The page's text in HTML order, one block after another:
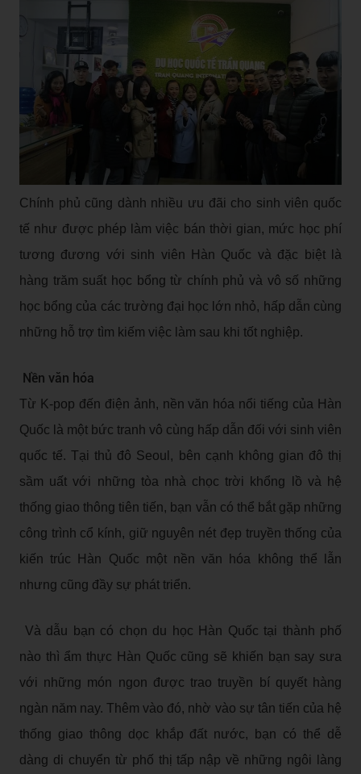
Chính phủ cũng dành nhiều ưu đãi cho sinh viên quốc
tế như được phép làm việc bán thời gian, mức học phí
tương đương với sinh viên Hàn Quốc và đặc biệt là
hàng trăm suất học bổng từ chính phủ và vô số những
học bổng của các trường đại học lớn nhỏ, hấp dẫn cùng
những hỗ trợ tìm kiếm việc làm sau khi tốt nghiệp.
Nền văn hóa
Từ K-pop đến điện ảnh, nền văn hóa nổi tiếng của Hàn
Quốc là một bức tranh vô cùng hấp dẫn đối với sinh viên
quốc tế. Tại thủ đô Seoul, bên cạnh không gian đô thị
sầm uất với những tòa nhà chọc trời khổng lồ và hệ
thống giao thông tiên tiến, bạn vẫn có thể bắt gặp những
công trình cổ kính, giữ nguyên nét đẹp truyền thống của
kiến trúc Hàn Quốc một nền văn hóa không thể lẫn
nhưng cũng đầy sự phát triển.
Và dẫu bạn có chọn du học Hàn Quốc tại thành phố
nào thì ẩm thực Hàn Quốc cũng sẽ khiến bạn say sưa
với những món ngon được trao truyền bí quyết hàng
ngàn năm nay. Thêm vào đó, nhờ vào sự tân tiến của hệ
thống giao thông dọc khắp đất nước, bạn có thể dễ
dàng di chuyển từ phố thị tấp nập về những ngôi làng